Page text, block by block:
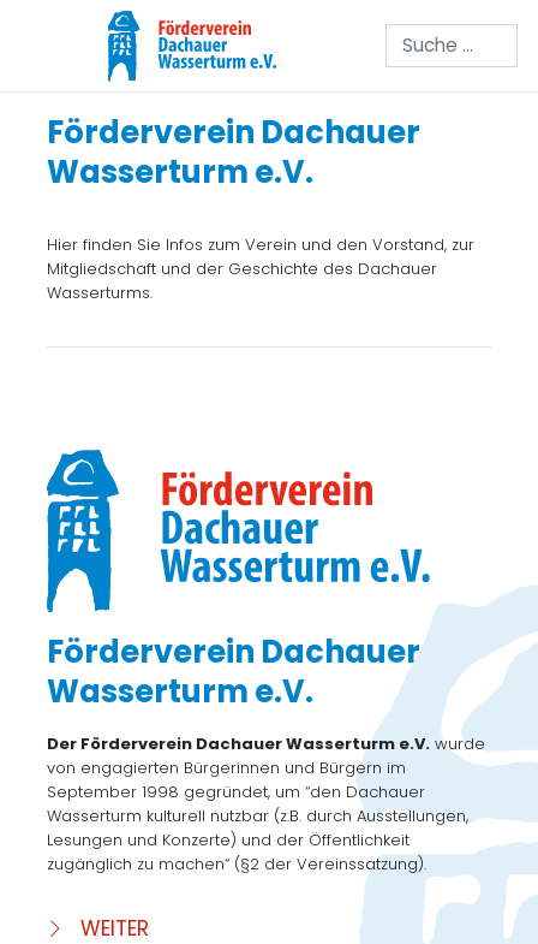
Suchen
Förderverein Dachauer
Wasserturm e.V.
Hier finden Sie Infos zum Verein und den Vorstand, zur
Mitgliedschaft und der Geschichte des Dachauer
Wasserturms.
Förderverein Dachauer
Wasserturm e.V.
Der Förderverein Dachauer Wasserturm e.V. wurde
von engagierten Bürgerinnen und Bürgern im
September 1998 gegründet, um “den Dachauer
Wasserturm kulturell nutzbar (z.B. durch Ausstellungen,
Lesungen und Konzerte) und der Öffentlichkeit
zugänglich zu machen“ (§2 der Vereinssatzung).
WEITER